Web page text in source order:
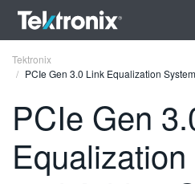
ENGLISH
Tektronix
PCIe Gen 3.0 Link Equalization
PCIe Gen